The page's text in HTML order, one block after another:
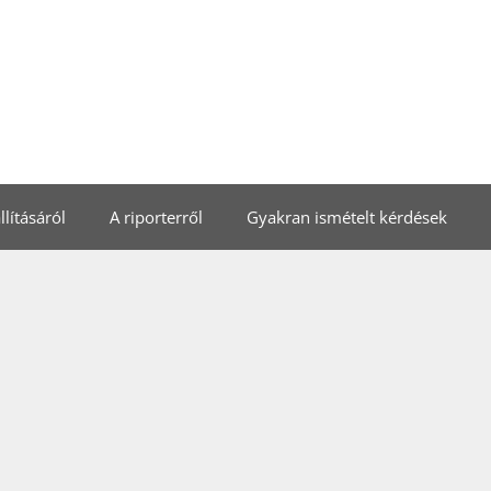
A riporterről Gyakran ismételt kérdések